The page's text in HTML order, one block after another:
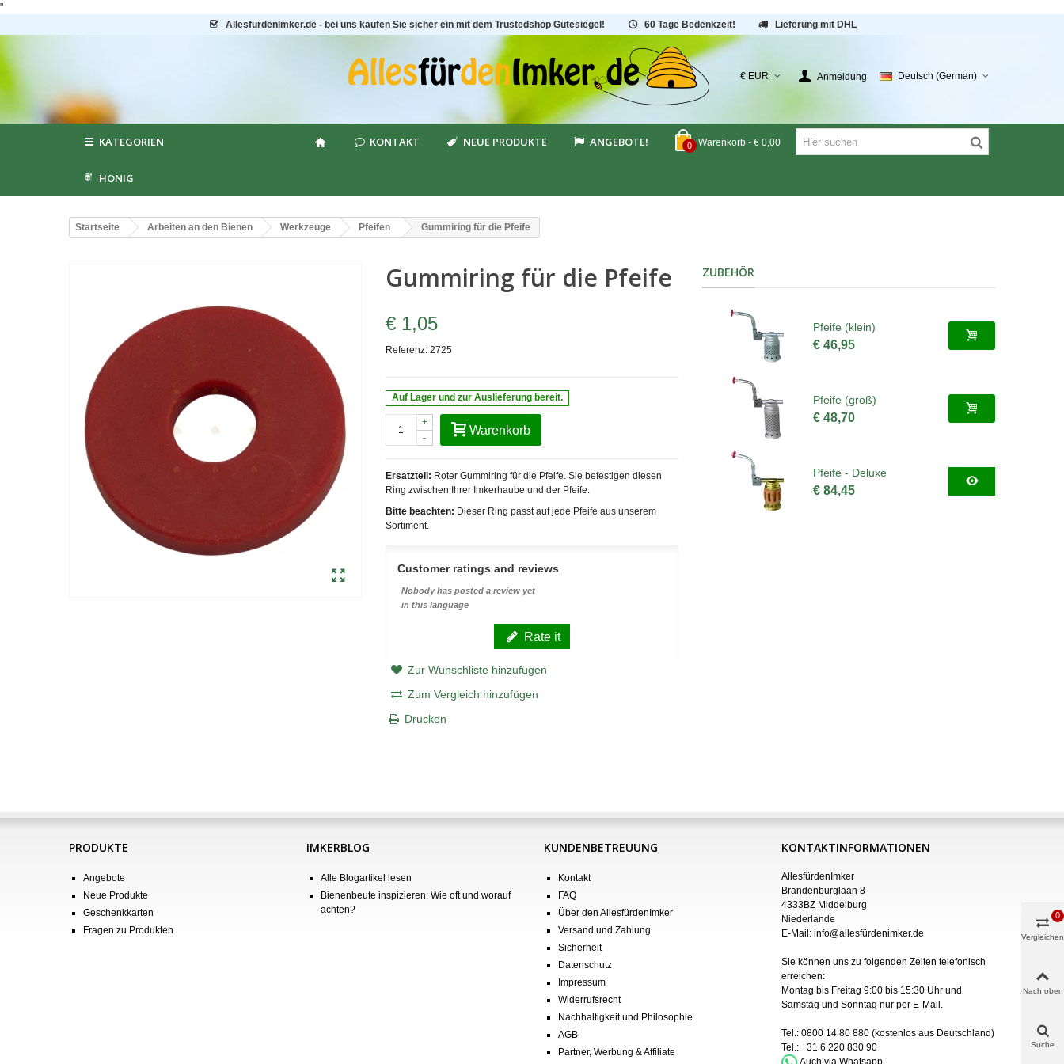
"
AllesfürdenImker.de - bei uns kaufen Sie sicher ein mit dem Trustedshop Gütesiegel!
60 Tage Bedenkzeit! Lieferung mit DHL
€ EUR Anmeldung Deutsch (German)
0 Warenkorb - € 0,00
KATEGORIEN KONTAKT NEUE PRODUKTE ANGEBOTE!
HONIG
Startseite Arbeiten an den Bienen Werkzeuge Pfeifen Gummiring für die Pfeife
Gummiring für die Pfeife
€ 1,05
Referenz: 2725
Auf Lager und zur Auslieferung bereit.
-
+
Warenkorb
Ersatzteil: Roter Gummiring für die Pfeife. Sie befestigen diesen
Ring zwischen Ihrer Imkerhaube und der Pfeife.
Bitte beachten: Dieser Ring passt auf jede Pfeife aus unserem
Sortiment.
Customer ratings and reviews
Nobody has posted a review yet
in this language
Rate it
Zur Wunschliste hinzufügen
Zum Vergleich hinzufügen
Drucken
ZUBEHÖR
Pfeife (klein)
€ 46,95
Pfeife (groß)
€ 48,70
Pfeife - Deluxe
€ 84,45
PRODUKTE
Angebote
Neue Produkte
Geschenkkarten
Fragen zu Produkten
IMKERBLOG
Alle Blogartikel lesen
Bienenbeute inspizieren: Wie oft und worauf
achten?
KUNDENBETREUUNG
Kontakt
FAQ
Über den AllesfürdenImker
Versand und Zahlung
Sicherheit
Datenschutz
Impressum
Widerrufsrecht
Nachhaltigkeit und Philosophie
AGB
Partner, Werbung & Affiliate
KONTAKTINFORMATIONEN
AllesfürdenImker
Brandenburglaan 8
4333BZ Middelburg
Niederlande
E-Mail: info@allesfürdenimker.de
Sie können uns zu folgenden Zeiten telefonisch
erreichen:
Montag bis Freitag 9:00 bis 15:30 Uhr und
Samstag und Sonntag nur per E-Mail .
Tel.: 0800 14 80 880 (kostenlos aus Deutschland)
Tel.: +31 6 220 830 90
Auch via Whatsapp
Vergleichen
0
Nach oben
Suche